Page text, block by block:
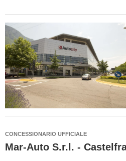
CONCESSIONARIO UFFICIALE
Mar-Auto S.r.l. -